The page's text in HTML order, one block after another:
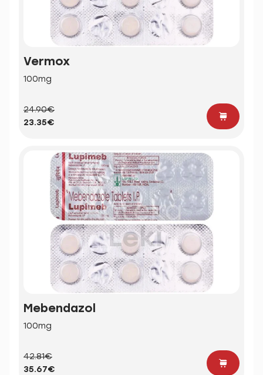
Vermox
100mg
24.90€
23.35€
Mebendazol
100mg
42.81€
35.67€